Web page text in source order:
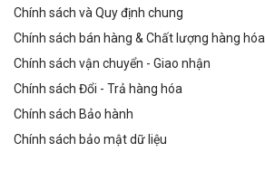
Chính sách và Quy định chung
Chính sách bán hàng & Chất lượng hàng hóa
Chính sách vận chuyển - Giao nhận
Chính sách Đổi - Trả hàng hóa
Chính sách Bảo hành
Chính sách bảo mật dữ liệu